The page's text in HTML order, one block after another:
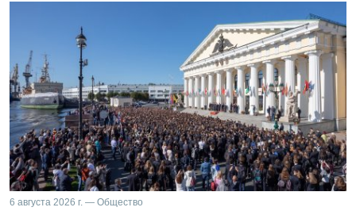
6 августа 2026 г. — Общество